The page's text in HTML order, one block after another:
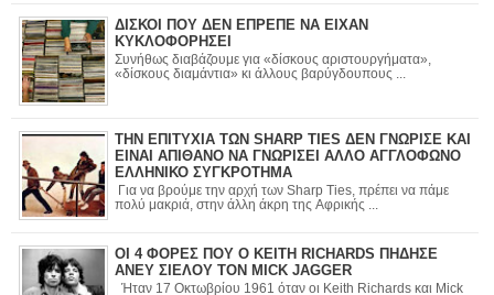
ΔΙΣΚΟΙ ΠΟΥ ΔΕΝ ΕΠΡΕΠΕ ΝΑ ΕΙΧΑΝ
ΚΥΚΛΟΦΟΡΗΣΕΙ
Συνήθως διαβάζουμε για «δίσκους αριστουργήματα»,
«δίσκους διαμάντια» κι άλλους βαρύγδουπους ...
ΤΗΝ ΕΠΙΤΥΧΙΑ ΤΩΝ SHARP TIES ΔΕΝ ΓΝΩΡΙΣΕ ΚΑΙ
ΕΙΝΑΙ ΑΠΙΘΑΝΟ ΝΑ ΓΝΩΡΙΣΕΙ ΑΛΛΟ ΑΓΓΛΟΦΩΝΟ
ΕΛΛΗΝΙΚΟ ΣΥΓΚΡΟΤΗΜΑ
Για να βρούμε την αρχή των Sharp Ties, πρέπει να πάμε
πολύ μακριά, στην άλλη άκρη της Αφρικής ...
ΟΙ 4 ΦΟΡΕΣ ΠΟΥ Ο KEITH RICHARDS ΠΗΔΗΣΕ
ΑΝΕΥ ΣΙΕΛΟΥ ΤΟΝ MICK JAGGER
Ήταν 17 Οκτωβρίου 1961 όταν οι Keith Richards και Mick